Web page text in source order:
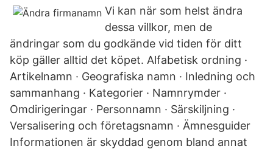
Vi kan när som helst ändra
dessa villkor, men de
ändringar som du godkände vid tiden för ditt
köp gäller alltid det köpet. Alfabetisk ordning ·
Artikelnamn · Geografiska namn · Inledning och
sammanhang · Kategorier · Namnrymder ·
Omdirigeringar · Personnamn · Särskiljning ·
Versalisering och företagsnamn · Ämnesguider
Informationen är skyddad genom bland annat